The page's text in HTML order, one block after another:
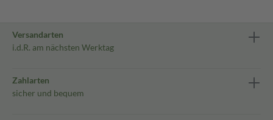
Versandarten
i.d.R. am nächsten Werktag
Zahlarten
sicher und bequem